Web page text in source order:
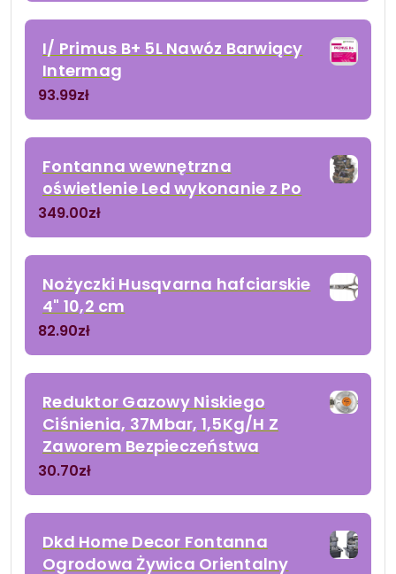
I/ Primus B+ 5L Nawóz Barwiący
Intermag
93.99zł
Fontanna wewnętrzna
oświetlenie Led wykonanie z Po
349.00zł
Nożyczki Husqvarna hafciarskie
4" 10,2 cm
82.90zł
Reduktor Gazowy Niskiego
Ciśnienia, 37Mbar, 1,5Kg/H Z
Zaworem Bezpieczeństwa
30.70zł
Dkd Home Decor Fontanna
Ogrodowa Żywica Orientalny